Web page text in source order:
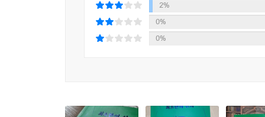
도 돌팔매질을 당한다. 완벽하게 고결한 동기에
--- p.108~109
계층이 아닌 ‘모든 인간’의 존엄성이다. 그러나
2%
0%
0%